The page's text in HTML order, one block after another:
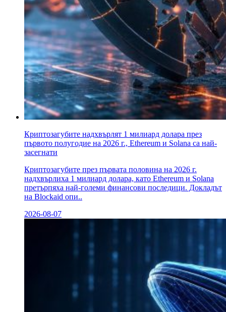
Криптозагубите надхвърлят 1 милиард долара през
първото полугодие на 2026 г., Ethereum и Solana са най-
засегнати
Криптозагубите през първата половина на 2026 г.
надхвърлиха 1 милиард долара, като Ethereum и Solana
претърпяха най-големи финансови последици. Докладът
на Blockaid опи..
2026-08-07